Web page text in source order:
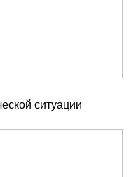
ситуации